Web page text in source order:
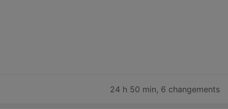
24 h 50 min, 6 changements